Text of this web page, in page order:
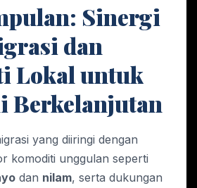
Sinergi
dan
Lokal untuk
Berkelanjutan
yang diiringi dengan
komoditi unggulan seperti
dan nilam, serta dukungan